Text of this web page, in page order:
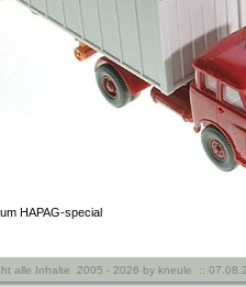
HAPAG-special
alle Inhalte 2005 - 2026 by kneule ::